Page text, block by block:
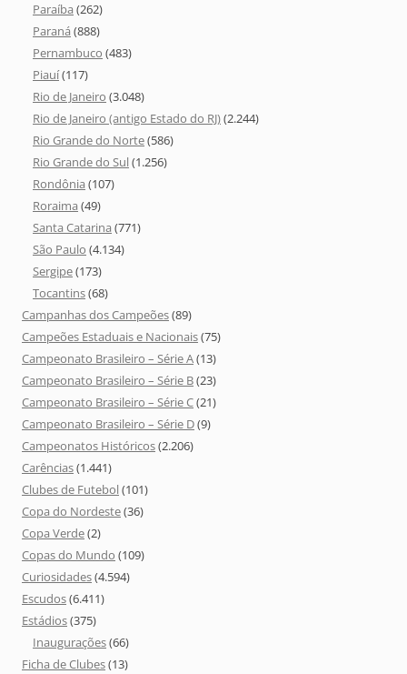
Paraíba (262)
Paraná (888)
Pernambuco (483)
Piauí(117)
Rio de Janeiro (3.048)
Rio de Janeiro (antigo Estado do RJ)(2.244)
Rio Grande do Norte(586)
Rio Grande do Sul(1.256)
Rondônia (107)
Roraima (49)
Santa Catarina (771)
São Paulo (4.134)
Sergipe(173)
Tocantins(68)
Campanhas dos Campeões(89)
Campeões Estaduais e Nacionais(75)
Campeonato Brasileiro – Série A(13)
Campeonato Brasileiro – Série B(23)
Campeonato Brasileiro – Série C(21)
Campeonato Brasileiro – Série D(9)
Campeonatos Históricos(2.206)
Carências(1.441)
Clubes de Futebol(101)
Copa do Nordeste(36)
Copa Verde(2)
Copas do Mundo (109)
Curiosidades(4.594)
Escudos(6.411)
Estádios(375)
Inaugurações(66)
Ficha de Clubes(13)